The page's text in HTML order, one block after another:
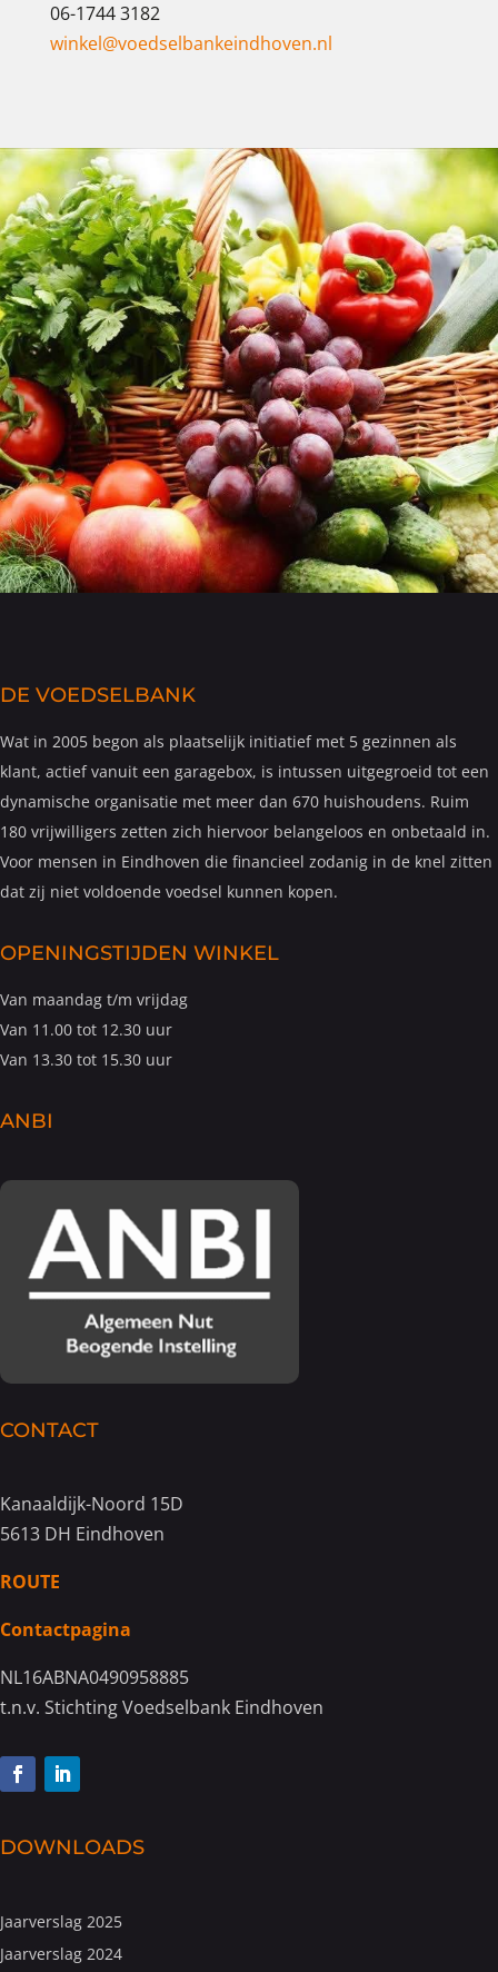
06-1744 3182
winkel@voedselbankeindhoven.nl
DE VOEDSELBANK
Wat in 2005 begon als plaatselijk initiatief met 5 gezinnen als
klant, actief vanuit een garagebox, is intussen uitgegroeid tot een
dynamische organisatie met meer dan 670 huishoudens. Ruim
180 vrijwilligers zetten zich hiervoor belangeloos en onbetaald in.
Voor mensen in Eindhoven die financieel zodanig in de knel zitten
dat zij niet voldoende voedsel kunnen kopen.
OPENINGSTIJDEN WINKEL
Van maandag t/m vrijdag
Van 11.00 tot 12.30 uur
Van 13.30 tot 15.30 uur
ANBI
CONTACT
Kanaaldijk-Noord 15D
5613 DH Eindhoven
ROUTE
Contactpagina
NL16ABNA0490958885
t.n.v. Stichting Voedselbank Eindhoven
DOWNLOADS
Jaarverslag 2025
Jaarverslag 2024